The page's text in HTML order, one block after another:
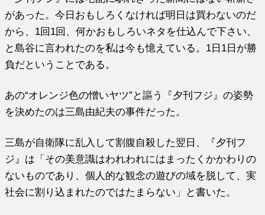
があった。今日おもしろくなければ明日は買わないのだ
から、1回1回、何かおもしろいネタを仕込んで下さい、
と島谷に言われたのを私は今も憶えている。1日1日が勝
負だということである。
あの“オレンジ色の憎いヤツ”と謳う『夕刊フジ』の姿勢
を決めたのは三島由紀夫の事件だった。
三島が自衛隊に乱入して割腹自殺した翌日、『夕刊フ
ジ』は「その美意識はわれわれにはまったくかかわりの
ないものであり、個人的な観念の遊びの域を脱して、実
社会に割り込まれたのではたまらない」と書いた。